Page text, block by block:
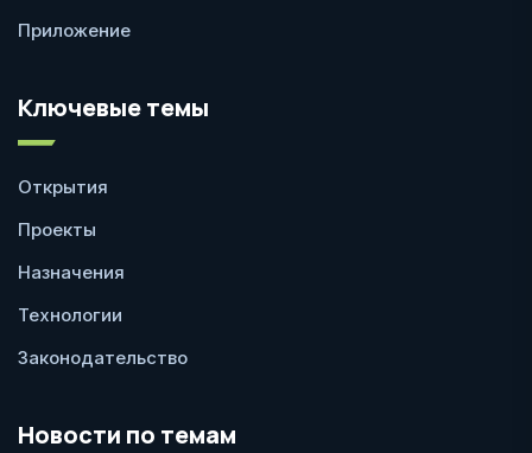
Приложение
Ключевые темы
Открытия
Проекты
Назначения
Технологии
Законодательство
Новости по темам